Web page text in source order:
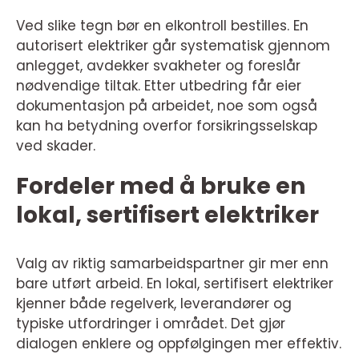
Ved slike tegn bør en elkontroll bestilles. En
autorisert elektriker går systematisk gjennom
anlegget, avdekker svakheter og foreslår
nødvendige tiltak. Etter utbedring får eier
dokumentasjon på arbeidet, noe som også
kan ha betydning overfor forsikringsselskap
ved skader.
Fordeler med å bruke en
lokal, sertifisert elektriker
Valg av riktig samarbeidspartner gir mer enn
bare utført arbeid. En lokal, sertifisert elektriker
kjenner både regelverk, leverandører og
typiske utfordringer i området. Det gjør
dialogen enklere og oppfølgingen mer effektiv.